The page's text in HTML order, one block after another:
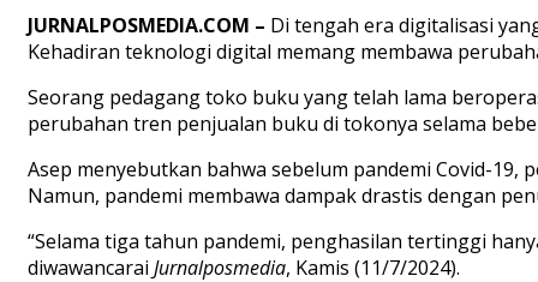
JURNALPOSMEDIA.COM – Di tengah era digitalisasi
Kehadiran teknologi digital memang membawa
Seorang pedagangtoko buku yangtelah lama
perubahan tren penjualan buku di tokonya selama
Asep menyebutkan bahwa sebelum pandemi Covid-19,
Namun, pandemi membawa dampakdrastis dengan
“Selama tiga tahun pandemi, penghasilan tertinggi
diwawancarai Jurnalposmedia, Kamis (11/7/2024).